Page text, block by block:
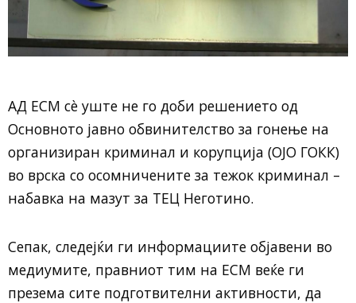
АД ЕСМ сè уште не го доби решението од
Основното јавно обвинителство за гонење на
организиран криминал и корупција (ОЈО ГОКК)
во врска со осомничените за тежок криминал –
набавка на мазут за ТЕЦ Неготино.
Сепак, следејќи ги информациите објавени во
медиумите, правниот тим на ЕСМ веќе ги
презема сите подготвителни активности, да